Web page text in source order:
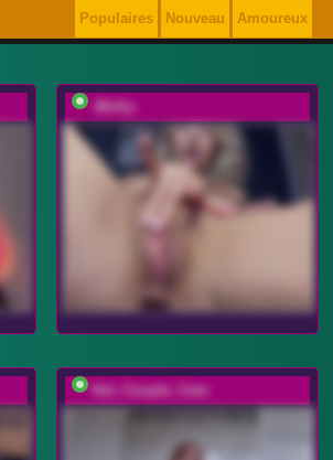
Populaires Nouveau Amoureux
-Molly-
Hot_Couple_Cam